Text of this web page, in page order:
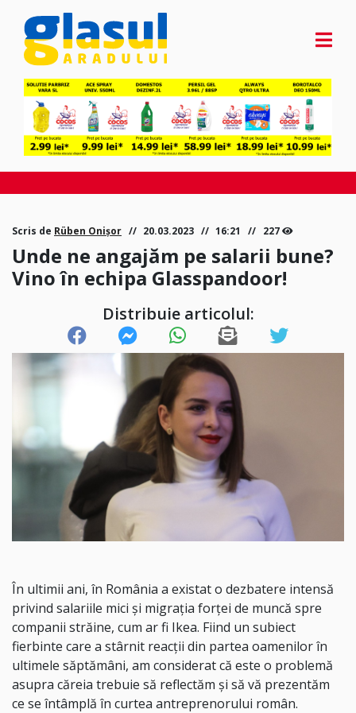
Scris de Rüben Onișor 20.03.2023 16:21 227
Unde ne angajăm pe salarii bune?
Vino în echipa Glasspandoor!
Distribuie articolul:
În ultimii ani, în România a existat o dezbatere intensă
privind salariile mici și migrația forței de muncă spre
companii străine, cum ar fi Ikea. Fiind un subiect
fierbinte care a stârnit reacții din partea oamenilor în
ultimele săptămâni, am considerat că este o problemă
asupra căreia trebuie să reflectăm și să vă prezentăm
ce se întâmplă în curtea antreprenorului român.